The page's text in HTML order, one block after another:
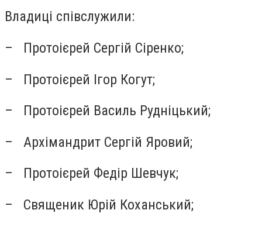
Владиці співслужили:
– Протоієрей Сергій Сіренко;
– Протоієрей Ігор Когут;
– Протоієрей Василь Рудніцький;
– Архімандрит Сергій Яровий;
– Протоієрей Федір Шевчук;
– Священик Юрій Коханський;